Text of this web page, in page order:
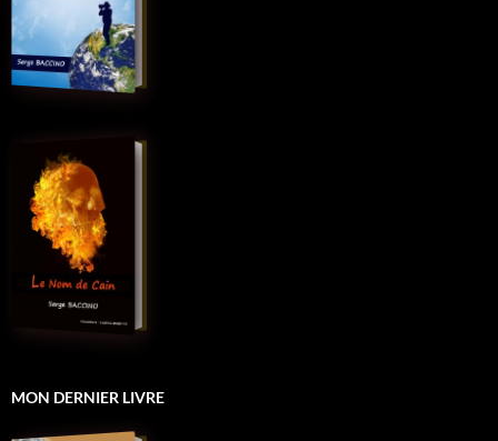
MON DERNIER LIVRE